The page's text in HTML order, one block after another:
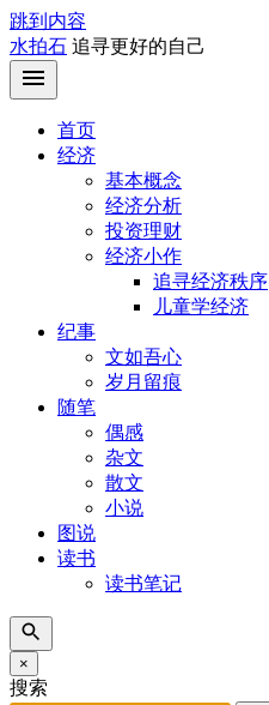
跳到内容
水拍石 追寻更好的自己
首页
经济
基本概念
经济分析
投资理财
经济小作
追寻经济秩序
儿童学经济
纪事
文如吾心
岁月留痕
随笔
偶感
杂文
散文
小说
图说
读书
读书笔记
×
搜索